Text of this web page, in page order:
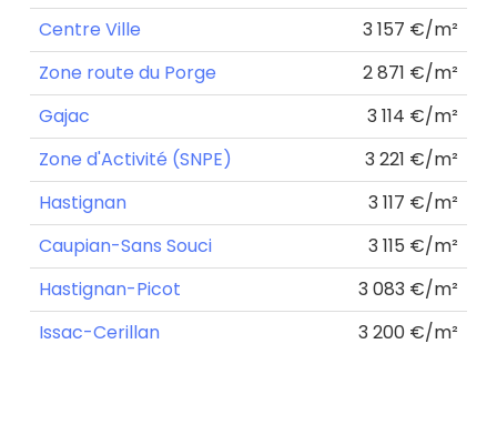
Centre Ville
3 157 €/m²
Zone route du Porge
2 871 €/m²
Gajac
3 114 €/m²
Zone d'Activité (SNPE)
3 221 €/m²
Hastignan
3 117 €/m²
Caupian-Sans Souci
3 115 €/m²
Hastignan-Picot
3 083 €/m²
Issac-Cerillan
3 200 €/m²